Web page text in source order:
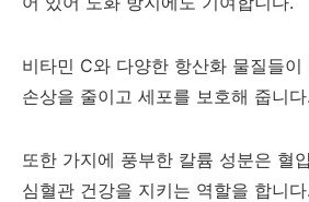
비타민 C와 다양한 항산화 물질들
손상을 줄이고 세포를 보호해 줍니다.
또한 가지에 풍부한 칼륨 성분은 혈
심혈관 건강을 지키는 역할을 합니다.